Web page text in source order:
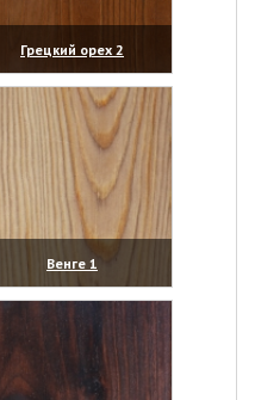
Грецкий орех 2
(увеличить)
Венге 1
(увеличить)